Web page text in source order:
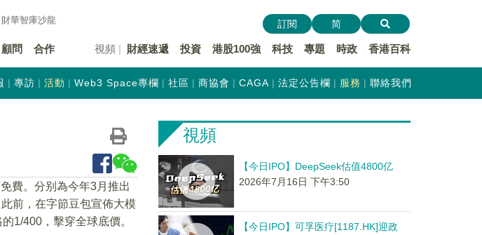
財華智庫沙龍
顧問 合作 視頻 財經速遞 投資 港股100強 科技 專題 時政 香港百科
訂閱 简
專訪 活動 Web3 Space專欄 社區 商協會 CAGA 法定公告欄 服務 聯絡我們
費。分别為今年3月推出
前，在字節豆包宣佈大模
1/400，擊穿全球底價。
視頻
【今日IPO】DeepSeek估值4800亿
2026年7月16日 下午3:50
【今日IPO】可孚医疗[1187.HK]迎政